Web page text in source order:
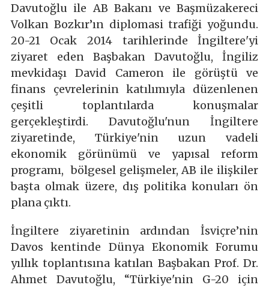
Davutoğlu ile AB Bakanı ve Başmüzakereci
Volkan Bozkır’ın diplomasi trafiği yoğundu.
20-21 Ocak 2014 tarihlerinde İngiltere'yi
ziyaret eden Başbakan Davutoğlu, İngiliz
mevkidaşı David Cameron ile görüştü ve
finans çevrelerinin katılımıyla düzenlenen
çeşitli toplantılarda konuşmalar
gerçekleştirdi. Davutoğlu'nun İngiltere
ziyaretinde, Türkiye'nin uzun vadeli
ekonomik görünümü ve yapısal reform
programı, bölgesel gelişmeler, AB ile ilişkiler
başta olmak üzere, dış politika konuları ön
plana çıktı.
İngiltere ziyaretinin ardından İsviçre’nin
Davos kentinde Dünya Ekonomik Forumu
yıllık toplantısına katılan Başbakan Prof. Dr.
Ahmet Davutoğlu, “Türkiye'nin G-20 için